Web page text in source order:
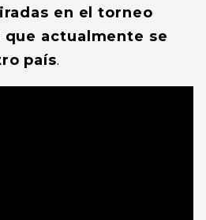
en el torneo
actualmente se
país.